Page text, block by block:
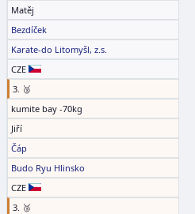
Matěj
Bezdíček
Karate-do Litomyšl, z.s.
CZE
3. 🥉
kumite bay -70kg
Jiří
Čáp
Budo Ryu Hlinsko
CZE
3. 🥉